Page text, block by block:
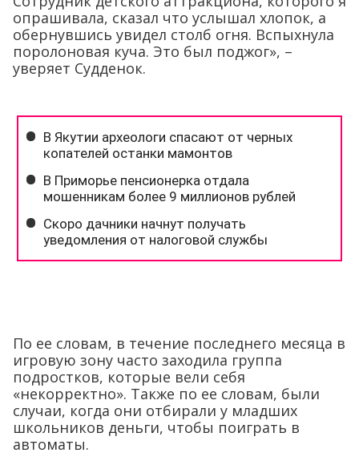
опрашивала, сказал что услышал хлопок, а
обернувшись увидел столб огня. Вспыхнула
поролоновая куча. Это был поджог», –
уверяет Судденок.
По ее словам, в течение последнего месяца в
игровую зону часто заходила группа
подростков, которые вели себя
«некорректно». Также по ее словам, были
случаи, когда они отбирали у младших
школьников деньги, чтобы поиграть в
автоматы.